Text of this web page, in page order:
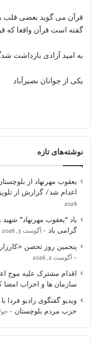
قرآن می گوید بعضی قلب
گفته است قرآن واقعا که
به امید آزادی بازداشت
یکی از جوانان نصیرآباد
نوشته‌های تازه
یعقوب مهرنهاد از
اعدام شد/ گزارش از
2026
یاد “یعقوب مهرنهاد”
گرامی باد
آگوست 3, 2026
پنجمین روز تحصن
آگوست 2, 2026
اقدام مشترک علیه موج
سازمان ها و احزاب امضا
ویدیو گفتگوی رادیو
حزب مردم بلوچستان
جولای